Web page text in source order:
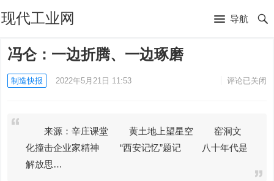
现代工业网 导航
冯仑：一边折腾、一边琢磨
制造快报 2022年5月21日 11:53 评论已关闭
来源：辛庄课堂 黄土地上望星空 窑洞文
化撞击企业家精神 “西安记忆”题记 八十年代是
解放思…